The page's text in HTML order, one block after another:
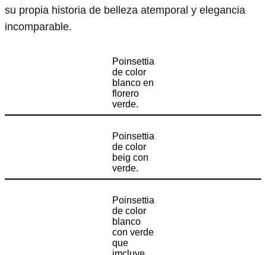
su propia historia de belleza atemporal y elegancia
incomparable.
Poinsettia
de color
blanco en
florero
verde.
Poinsettia
de color
beig con
verde.
Poinsettia
de color
blanco
con verde
que